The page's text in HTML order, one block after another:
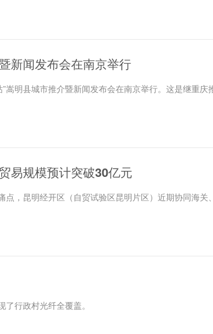
新闻发布会在南京举行
明县城市推介暨新闻发布会在南京举行。这是继重庆
易规模预计突破30亿元
，昆明经开区（自贸试验区昆明片区）近期协同海关
行政村光纤全覆盖。